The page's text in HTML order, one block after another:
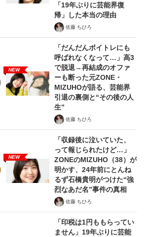
2/13
「19年ぶりに芸能界復
帰」した本当の理由
佐藤 ちひろ
NEW
「だんだんボイトレにも
呼ばれなくなって…」高3
で脱退→再結成のオファ
ーも断った元ZONE・
MIZUHOが語る、芸能界
引退の裏側と“その後の人
生”
佐藤 ちひろ
NEW
「収録後に泣いていた、
って報じられたけど…」
ZONEのMIZUHO（38）が
明かす、24年前にとんね
るず石橋貴明がつけた“強
烈なあだ名”事件の真相
佐藤 ちひろ
「印税は1円ももらってい
ません」19年ぶりに芸能